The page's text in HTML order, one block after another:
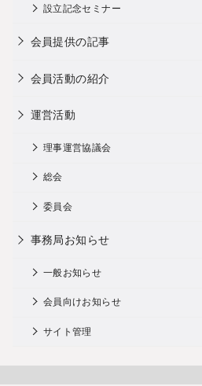
設立記念セミナー
会員提供の記事
会員活動の紹介
運営活動
理事運営協議会
総会
委員会
事務局お知らせ
一般お知らせ
会員向けお知らせ
サイト管理